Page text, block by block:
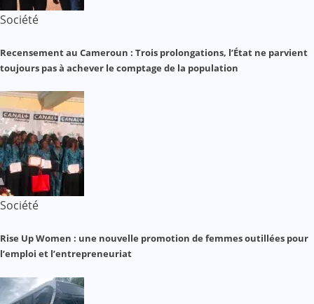
Société
Recensement au Cameroun : Trois prolongations, l’État ne parvient
toujours pas à achever le comptage de la population
Société
Rise Up Women : une nouvelle promotion de femmes outillées pour
l’emploi et l’entrepreneuriat